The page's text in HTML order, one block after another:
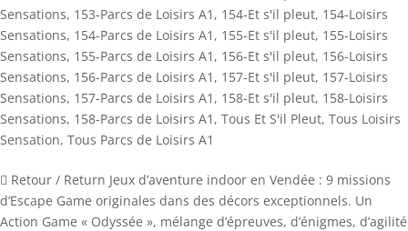
Sensations, 153-Parcs de Loisirs A1 , 154-Et s'il pleut, 154-Loisirs
Sensations, 154-Parcs de Loisirs A1 , 155-Et s'il pleut, 155-Loisirs
Sensations, 155-Parcs de Loisirs A1 , 156-Et s'il pleut, 156-Loisirs
Sensations, 156-Parcs de Loisirs A1 , 157-Et s'il pleut, 157-Loisirs
Sensations, 157-Parcs de Loisirs A1 , 158-Et s'il pleut, 158-Loisirs
Sensations, 158-Parcs de Loisirs A1 , Tous Et S'il Pleut, Tous Loisirs
Sensation, Tous Parcs de Loisirs A1
 Retour / Return Jeux d’aventure indoor en Vendée : 9 missions
d’Escape Game originales dans des décors exceptionnels. Un
Action Game « Odyssée », mélange d’épreuves, d’énigmes, d’agilité